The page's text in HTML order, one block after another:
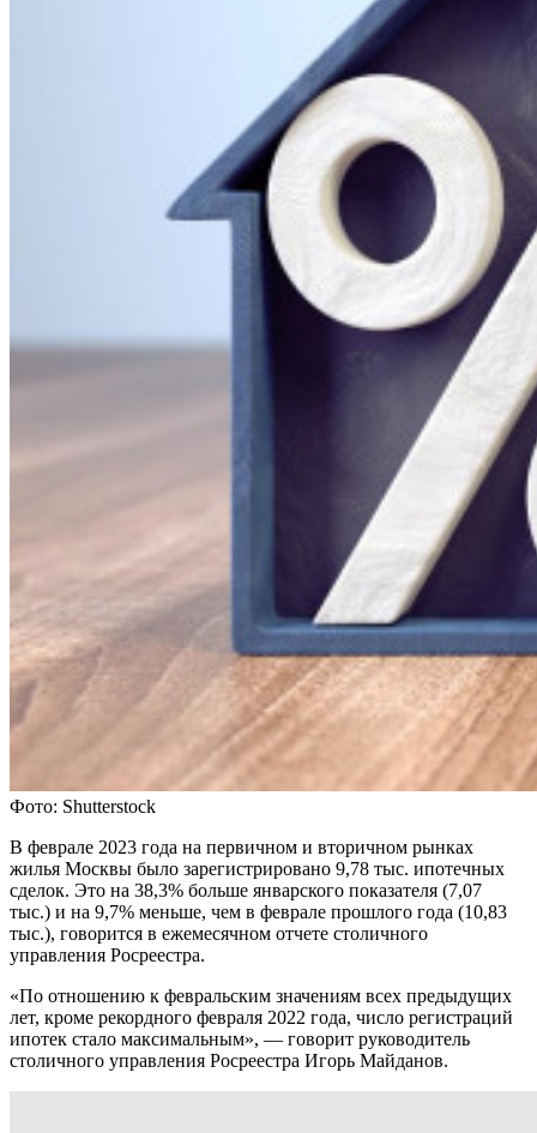
Фото: Shutterstock
В феврале 2023 года на первичном и вторичном рынках
жилья Москвы было зарегистрировано 9,78 тыс. ипотечных
сделок. Это на 38,3% больше январского показателя (7,07
тыс.) и на 9,7% меньше, чем в феврале прошлого года (10,83
тыс.), говорится в ежемесячном отчете столичного
управления Росреестра.
«По отношению к февральским значениям всех предыдущих
лет, кроме рекордного февраля 2022 года, число регистраций
ипотек стало максимальным», — говорит руководитель
столичного управления Росреестра Игорь Майданов.